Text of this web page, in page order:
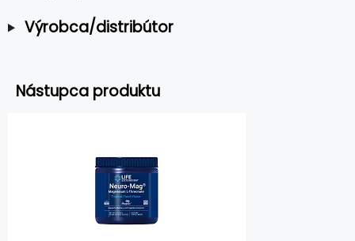
Výrobca/distribútor
Nástupca produktu